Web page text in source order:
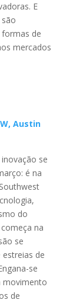
E
de
mercados
Austin
se
é na
do
na
se
de
se
movimento
de